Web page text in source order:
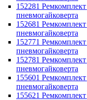
152281
пневмогайковерта
152681
пневмогайковерта
152771
пневмогайковерта
152781
пневмогайковерта
155601
пневмогайковерта
155621